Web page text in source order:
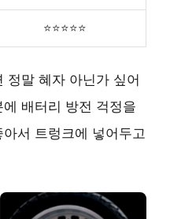
⭐⭐⭐⭐⭐
정말 혜자 아닌가 싶어
배터리 방전 걱정을
서 트렁크에 넣어두고